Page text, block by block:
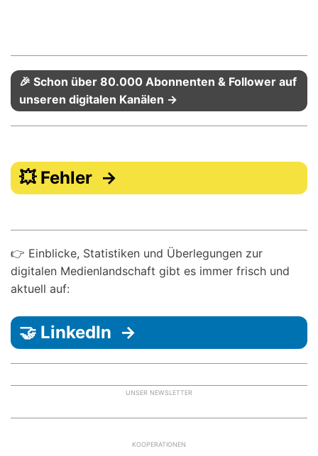
🎉 Schon über 80.000 Abonnenten & Follower auf
unseren digitalen Kanälen →
💥 Fehler →
👉 Einblicke, Statistiken und Überlegungen zur
digitalen Medienlandschaft gibt es immer frisch und
aktuell auf:
🤝 LinkedIn →
UNSER NEWSLETTER
KOOPERATIONEN